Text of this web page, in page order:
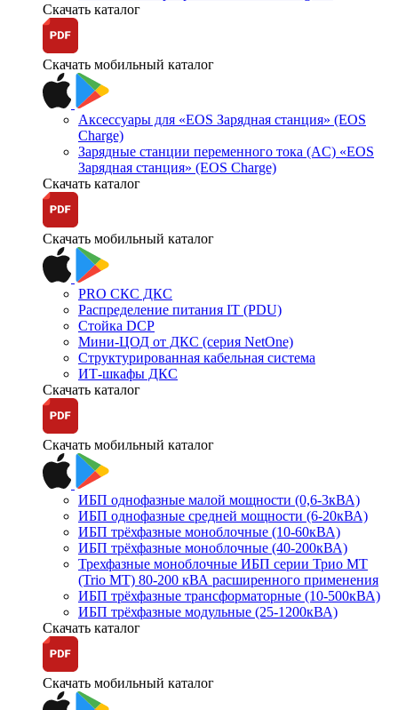
Скачать каталог
Скачать мобильный каталог
Аксессуары для «EOS Зарядная станция» (EOS
Charge)
Зарядные станции переменного тока (AC) «EOS
Зарядная станция» (EOS Charge)
Скачать каталог
Скачать мобильный каталог
PRO СКС ДКС
Распределение питания IT (PDU)
Стойка DCP
Мини-ЦОД от ДКС (серия NetOne)
Структурированная кабельная система
ИТ-шкафы ДКС
Скачать каталог
Скачать мобильный каталог
ИБП однофазные малой мощности (0,6-3кВА)
ИБП однофазные средней мощности (6-20кВА)
ИБП трёхфазные моноблочные (10-60кВА)
ИБП трёхфазные моноблочные (40-200кВА)
Трехфазные моноблочные ИБП серии Трио МТ
(Trio MT) 80-200 кВА расширенного применения
ИБП трёхфазные трансформаторные (10-500кВА)
ИБП трёхфазные модульные (25-1200кВА)
Скачать каталог
Скачать мобильный каталог